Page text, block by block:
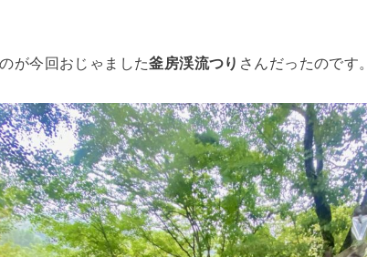
が今回おじゃました釜房渓流つり さんだったのです。